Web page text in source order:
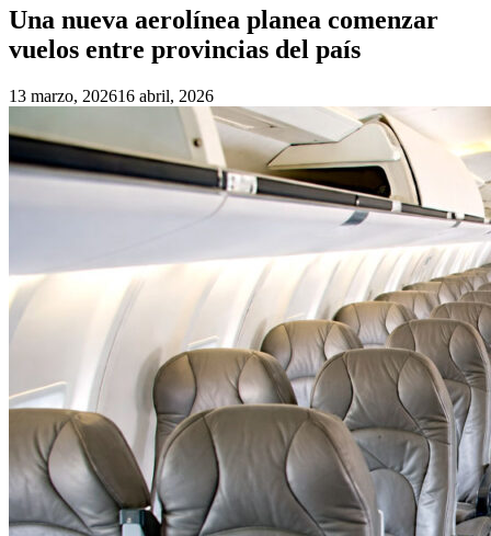
Una nueva aerolínea planea comenzar
vuelos entre provincias del país
13 marzo, 202616 abril, 2026